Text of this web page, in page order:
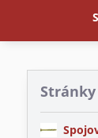
Stránky